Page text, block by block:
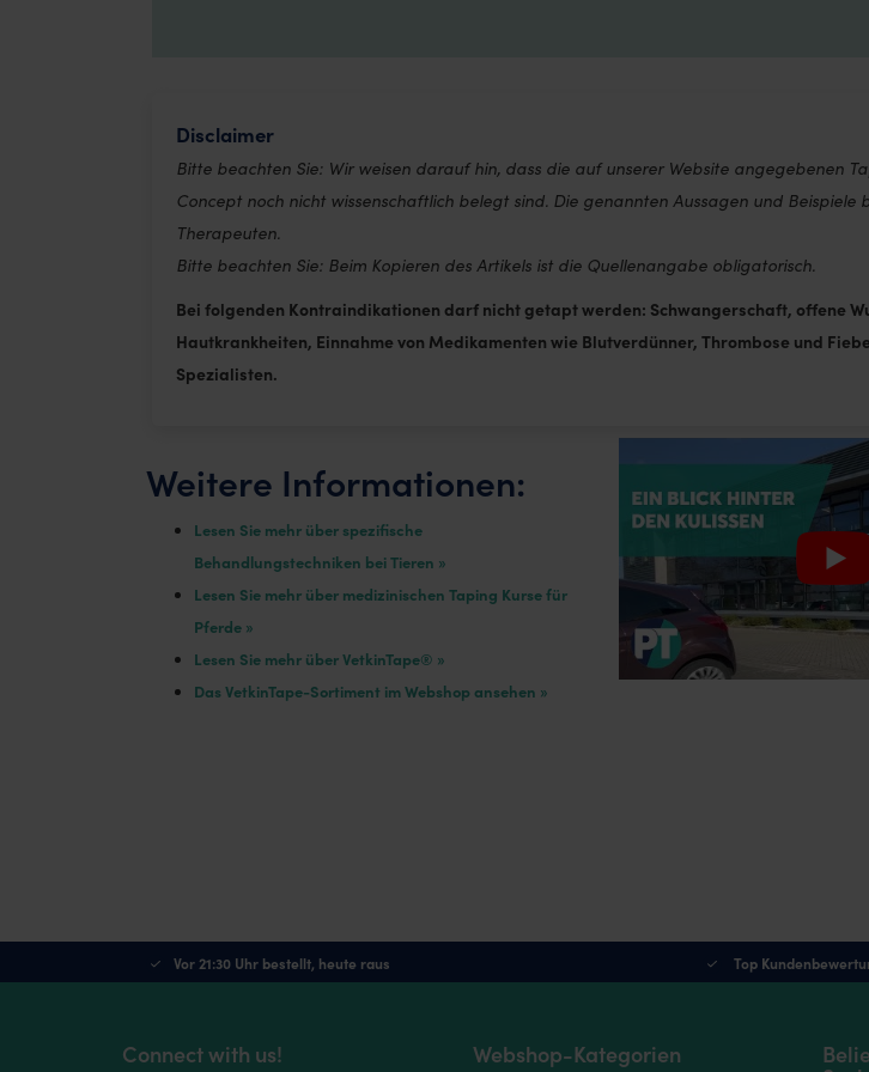
chosen
on
the
product
page
Disclaimer
Bitte beachten Sie: Wir weisen darauf hin, dass die auf unserer Website angegebenen
Concept noch nicht wissenschaftlich belegt sind. Die genannten Aussagen und
Therapeuten.
Bitte beachten Sie: Beim Kopieren des Artikels ist die Quellenangabe obligatorisch.
Bei folgenden Kontraindikationen darf nicht getapt werden: Schwangerschaft, offene
Hautkrankheiten, Einnahme von Medikamenten wie Blutverdünner, Thrombose und
Spezialisten.
Weitere Informationen:
Lesen Sie mehr über spezifische
Behandlungstechniken bei Tieren »
Lesen Sie mehr über medizinischen Taping Kurse für
Pferde »
Lesen Sie mehr über VetkinTape® »
Das VetkinTape-Sortiment im Webshop ansehen »
Vor 21:30 Uhr bestellt, heute raus Top
Connect with us! Webshop-Kategorien